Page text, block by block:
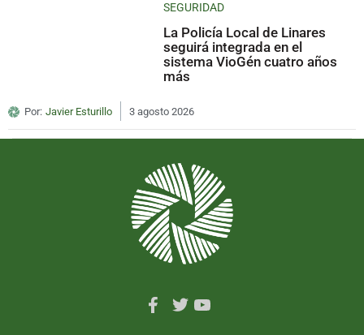
SEGURIDAD
La Policía Local de Linares
seguirá integrada en el
sistema VioGén cuatro años
más
Por: Javier Esturillo 3 agosto 2026